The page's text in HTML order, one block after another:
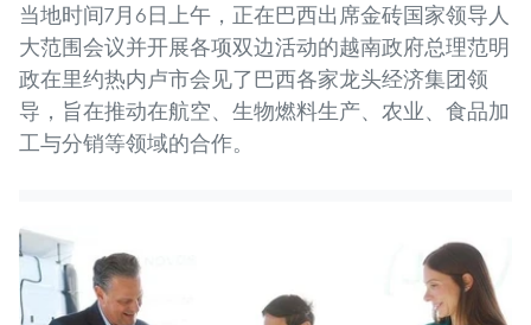
当地时间7月6日上午，正在巴西出席金砖国家领导人
大范围会议并开展各项双边活动的越南政府总理范明
政在里约热内卢市会见了巴西各家龙头经济集团领
导，旨在推动在航空、生物燃料生产、农业、食品加
工与分销等领域的合作。